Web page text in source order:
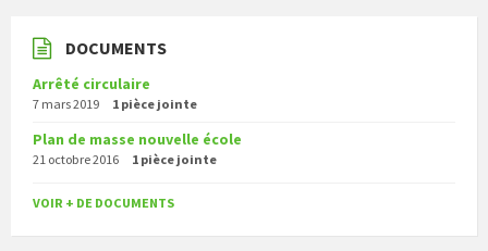
DOCUMENTS
Arrêté circulaire
7 mars 2019 1 pièce jointe
Plan de masse nouvelle école
21 octobre 2016 1 pièce jointe
VOIR + DE DOCUMENTS